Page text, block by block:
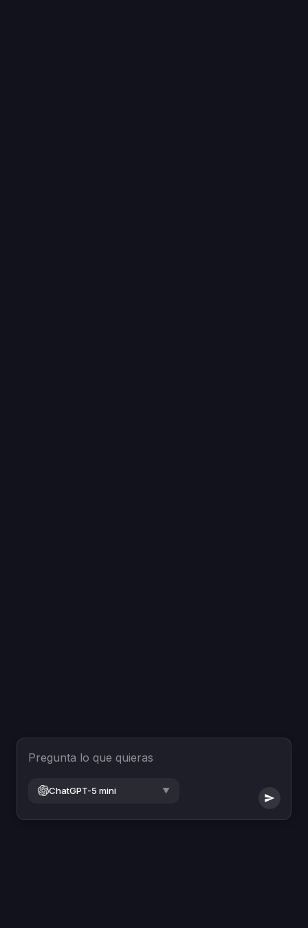
Pregunta lo que quieras
ChatGPT-5 mini ▼